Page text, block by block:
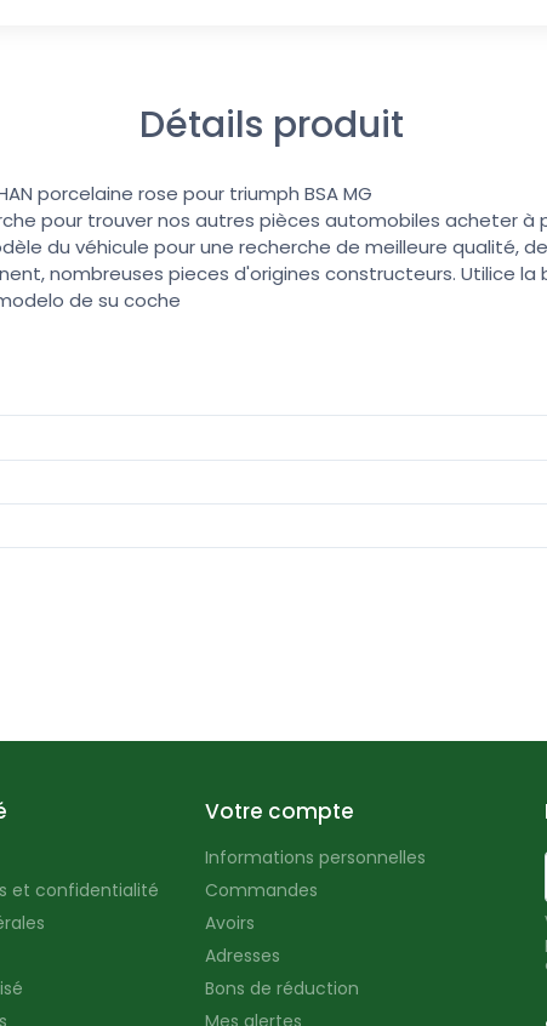
Détails produit
porcelaine rose pour triumph BSA MG
pour trouver nos autres pièces automobiles acheter à
du véhicule pour une recherche de meilleure qualité,
nombreuses pieces d'origines constructeurs. Utilice la
de su coche
et confidentialité
Votre compte
Informations personnelles
Commandes
Avoirs
Adresses
Bons de réduction
Mes alertes